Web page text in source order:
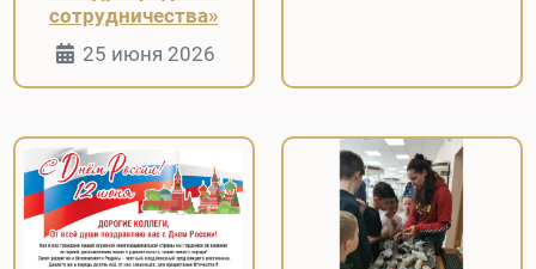
сотрудничества»
Информация о Странице
25 июня 2026